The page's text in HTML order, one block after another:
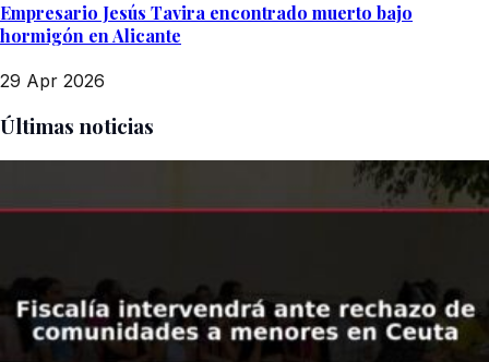
Empresario Jesús Tavira encontrado muerto bajo
hormigón en Alicante
29 Apr 2026
Últimas noticias